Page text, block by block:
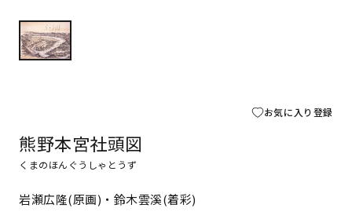
お気に入り登録
熊野本宮社頭図
くまのほんぐうしゃとうず
岩瀬広隆(原画)・鈴木雲溪(着彩)